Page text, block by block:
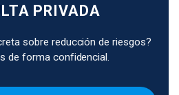
PRIVADA
sobre reducción de riesgos?
de forma confidencial.